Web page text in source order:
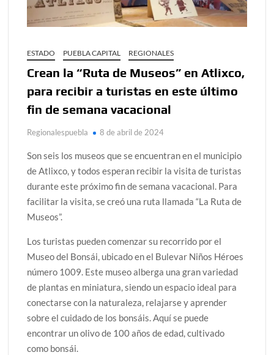
ESTADO PUEBLA CAPITAL REGIONALES
Crean la “Ruta de Museos” en Atlixco,
para recibir a turistas en este último
fin de semana vacacional
Regionalespuebla 8 de abril de 2024
Son seis los museos que se encuentran en el municipio
de Atlixco, y todos esperan recibir la visita de turistas
durante este próximo fin de semana vacacional. Para
facilitar la visita, se creó una ruta llamada “La Ruta de
Museos”.
Los turistas pueden comenzar su recorrido por el
Museo del Bonsái, ubicado en el Bulevar Niños Héroes
número 1009. Este museo alberga una gran variedad
de plantas en miniatura, siendo un espacio ideal para
conectarse con la naturaleza, relajarse y aprender
sobre el cuidado de los bonsáis. Aquí se puede
encontrar un olivo de 100 años de edad, cultivado
como bonsái.